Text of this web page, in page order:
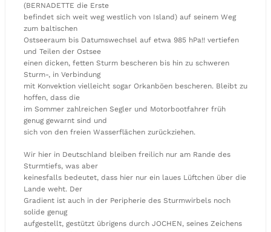
(BERNADETTE die Erste
befindet sich weit weg westlich von Island) auf seinem Weg
zum baltischen
Ostseeraum bis Datumswechsel auf etwa 985 hPa!! vertiefen
und Teilen der Ostsee
einen dicken, fetten Sturm bescheren bis hin zu schweren
Sturm-, in Verbindung
mit Konvektion vielleicht sogar Orkanböen bescheren. Bleibt zu
hoffen, dass die
im Sommer zahlreichen Segler und Motorbootfahrer früh
genug gewarnt sind und
sich von den freien Wasserflächen zurückziehen.
Wir hier in Deutschland bleiben freilich nur am Rande des
Sturmtiefs, was aber
keinesfalls bedeutet, dass hier nur ein laues Lüftchen über die
Lande weht. Der
Gradient ist auch in der Peripherie des Sturmwirbels noch
solide genug
aufgestellt, gestützt übrigens durch JOCHEN, seines Zeichens